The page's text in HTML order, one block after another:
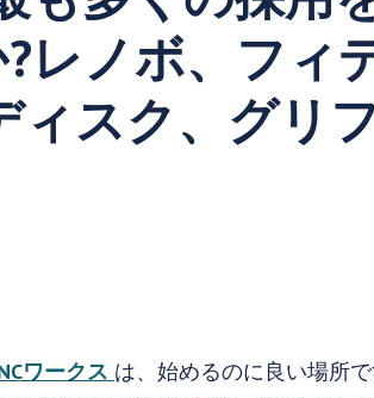
レノボ、フィ
ィスク、グリ
ワークス は、始めるのに良い場所